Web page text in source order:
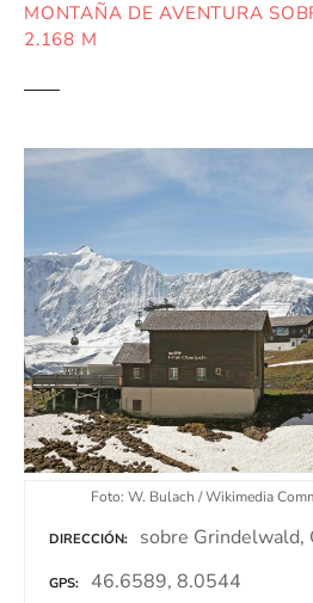
MONTAÑA DE AVENTURA
2.168 M
Foto: W. Bulach / Wikimedia
DIRECCIÓN sobre Grindelwald,
GPS 46.6589, 8.0544